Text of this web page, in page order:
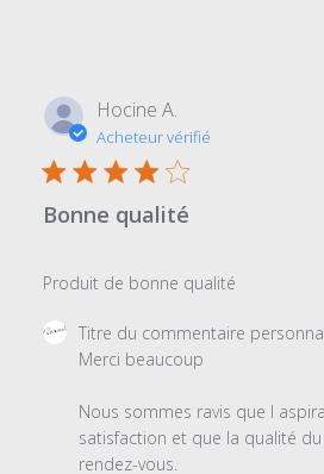
Hocine A.
Acheteur vérifié
Bonne qualité
Produit de bonne qualité
Commentaires
magasin
Titre du commentaire
Merci beaucoup
Nous sommes ravis que l
satisfaction et que la qualité
rendez-vous.